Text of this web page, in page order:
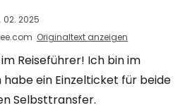
02. 2025
Originaltext anzeigen
Reiseführer! Ich bin im
habe ein Einzelticket für beide
Selbsttransfer.